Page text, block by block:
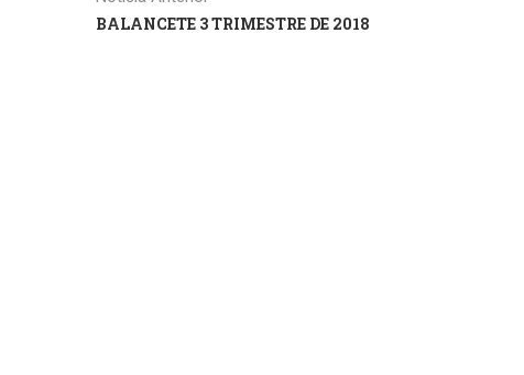
BALANCETE 3 TRIMESTRE DE 2018